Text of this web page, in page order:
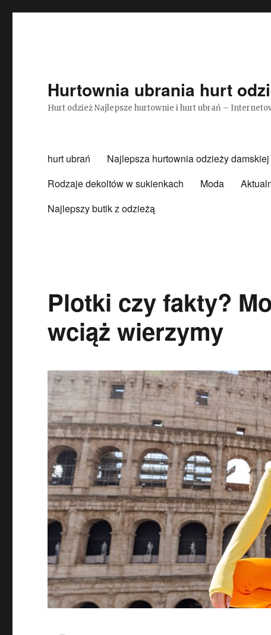
Hurtownia ubrania hurt
Hurt odzież Najlepsze hurtownie i hurt ubrań –
hurt ubrań Najlepsza hurtownia odzieży
Rodzaje dekoltów w sukienkach
Moda
Najlepszy butik z odzieżą
Plotki czy fakty?
wciąż wierzymy